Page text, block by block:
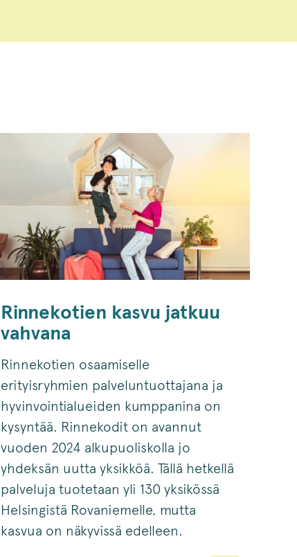
Rinnekotien kasvu jatkuu
vahvana
Rinnekotien osaamiselle
erityisryhmien palveluntuottajana ja
hyvinvointialueiden kumppanina on
kysyntää. Rinnekodit on avannut
vuoden 2024 alkupuoliskolla jo
yhdeksän uutta yksikköä. Tällä hetkellä
palveluja tuotetaan yli 130 yksikössä
Helsingistä Rovaniemelle, mutta
kasvua on näkyvissä edelleen.